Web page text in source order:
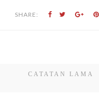
SHARE:
CATATAN LAMA